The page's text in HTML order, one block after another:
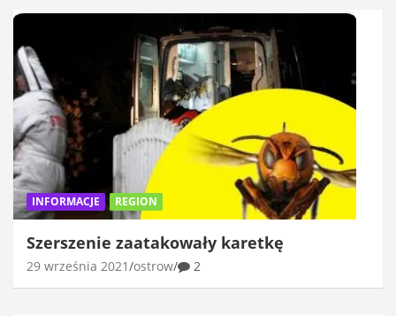
INFORMACJE REGION
Szerszenie zaatakowały karetkę
29 września 2021 ostrow 2